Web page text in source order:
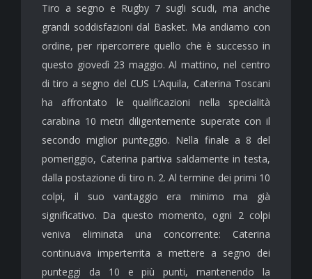
Tiro a segno e Rugby 7 sugli scudi, ma anche
grandi soddisfazioni dal Basket. Ma andiamo con
ordine, per ripercorrere quello che è successo in
questo giovedì 23 maggio. Al mattino, nel centro
di tiro a segno del CUS L’Aquila, Caterina Toscani
ha affrontato le qualificazioni nella specialità
carabina 10 metri diligentemente superate con il
secondo miglior punteggio. Nella finale a 8 del
pomeriggio, Caterina partiva saldamente in testa,
dalla postazione di tiro n. 2. Al termine dei primi 10
colpi, il suo vantaggio era minimo ma già
significativo. Da questo momento, ogni 2 colpi
veniva eliminata una concorrente: Caterina
continuava imperterrita a mettere a segno dei
punteggi da 10 e più punti, mantenendo la